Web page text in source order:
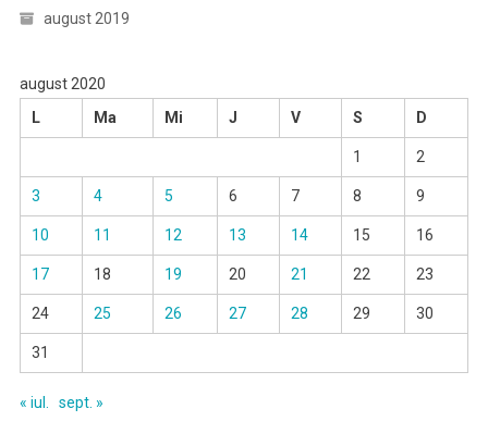
august 2019
august 2020
L
Ma Mi J V S D
1 2
3 4 5 6 7 8 9
10 11 12 13 14 15 16
17 18 19 20 21 22 23
24 25 26 27 28 29 30
31
« iul. sept. »